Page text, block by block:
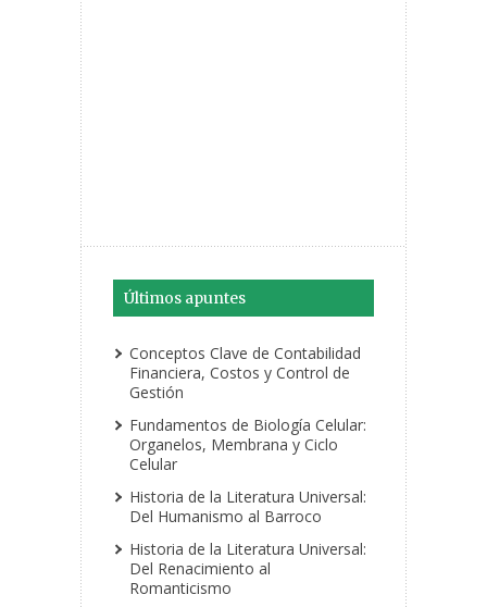
Últimos apuntes
Conceptos Clave de Contabilidad
Financiera, Costos y Control de
Gestión
Fundamentos de Biología Celular:
Organelos, Membrana y Ciclo
Celular
Historia de la Literatura Universal:
Del Humanismo al Barroco
Historia de la Literatura Universal:
Del Renacimiento al
Romanticismo